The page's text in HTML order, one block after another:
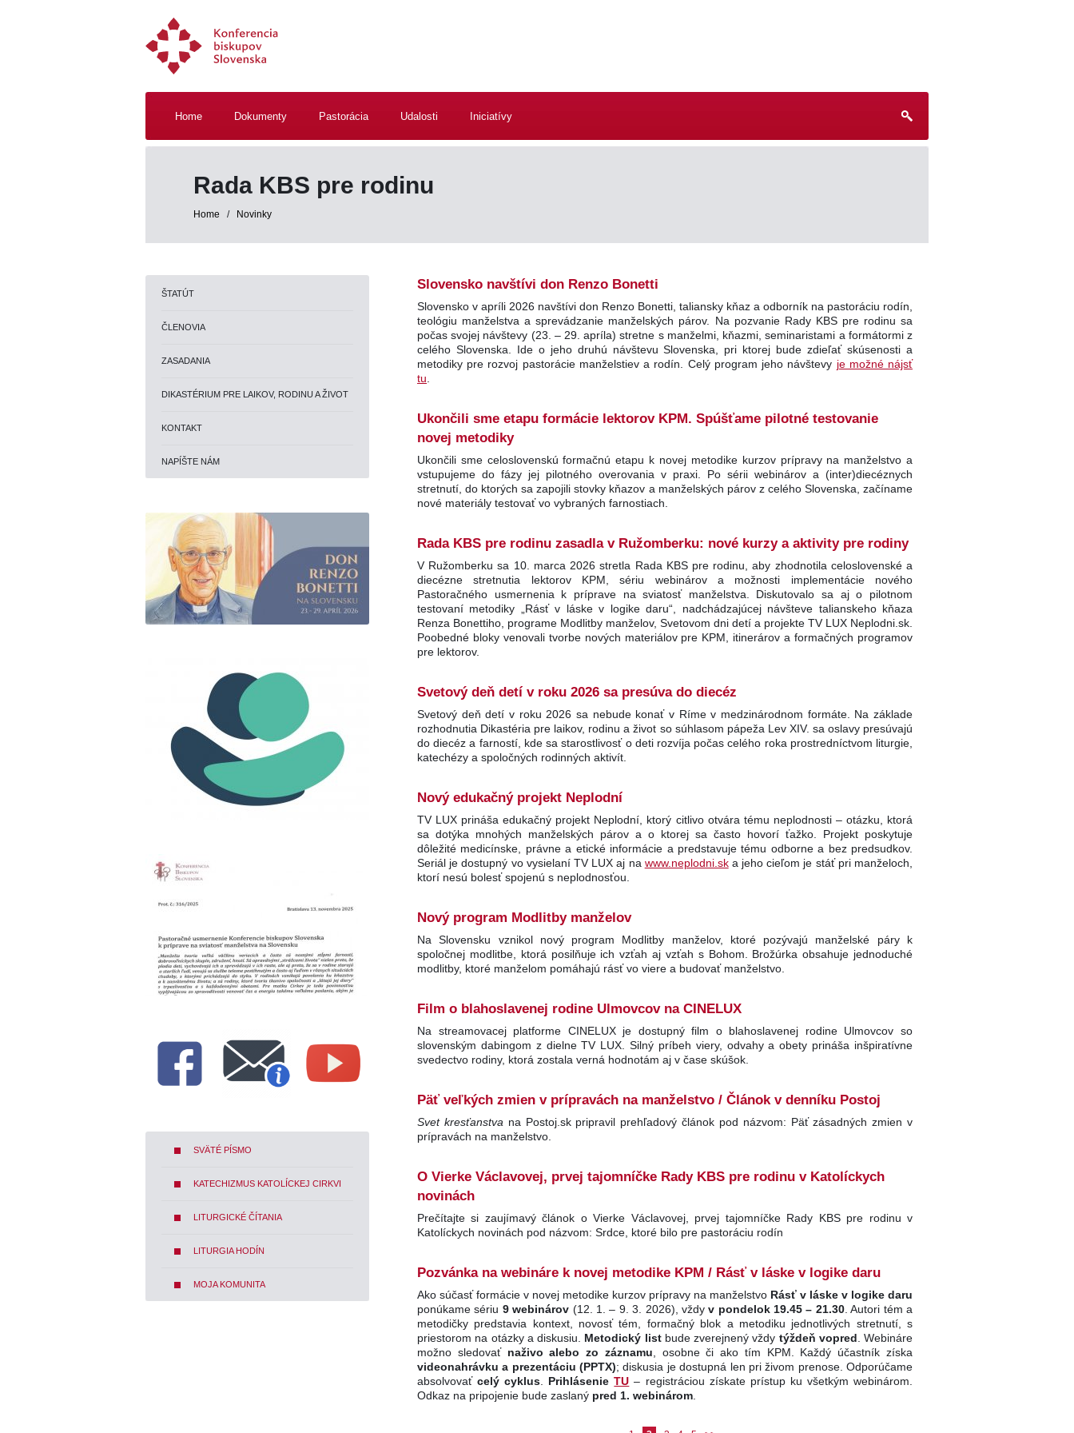
Home Dokumenty Pastorácia Udalosti Iniciatívy
Rada KBS pre rodinu
Home / Novinky
ŠTATÚT
ČLENOVIA
ZASADANIA
DIKASTÉRIUM PRE LAIKOV, RODINU A ŽIVOT
KONTAKT
NAPÍŠTE NÁM
SVÄTÉ PÍSMO
KATECHIZMUS KATOLÍCKEJ CIRKVI
LITURGICKÉ ČÍTANIA
LITURGIA HODÍN
MOJA KOMUNITA
Slovensko navštívi don Renzo Bonetti
Slovensko v apríli 2026 navštívi don Renzo Bonetti, taliansky kňaz a odborník na pastoráciu rodín,
teológiu manželstva a sprevádzanie manželských párov. Na pozvanie Rady KBS pre rodinu sa
počas svojej návštevy (23. – 29. apríla) stretne s manželmi, kňazmi, seminaristami a formátormi z
celého Slovenska. Ide o jeho druhú návštevu Slovenska, pri ktorej bude zdieľať skúsenosti a
metodiky pre rozvoj pastorácie manželstiev a rodín. Celý program jeho návštevy je možné nájsť
tu
Ukončili sme etapu formácie lektorov KPM. Spúšťame pilotné testovanie
novej metodiky
Ukončili sme celoslovenskú formačnú etapu k novej metodike kurzov prípravy na manželstvo a
vstupujeme do fázy jej pilotného overovania v praxi. Po sérii webinárov a (inter)diecéznych
stretnutí, do ktorých sa zapojili stovky kňazov a manželských párov z celého Slovenska, začíname
nové materiály testovať vo vybraných farnostiach.
Rada KBS pre rodinu zasadla v Ružomberku: nové kurzy a aktivity pre rodiny
V Ružomberku sa 10. marca 2026 stretla Rada KBS pre rodinu, aby zhodnotila celoslovenské a
diecézne stretnutia lektorov KPM, sériu webinárov a možnosti implementácie nového
Pastoračného usmernenia k príprave na sviatosť manželstva. Diskutovalo sa aj o pilotnom
testovaní metodiky „Rásť v láske v logike daru“, nadchádzajúcej návšteve talianskeho kňaza
Renza Bonettiho, programe Modlitby manželov, Svetovom dni detí a projekte TV LUX Neplodni.sk.
Poobedné bloky venovali tvorbe nových materiálov pre KPM, itinerárov a formačných programov
pre lektorov.
Svetový deň detí v roku 2026 sa presúva do diecéz
Svetový deň detí v roku 2026 sa nebude konať v Ríme v medzinárodnom formáte. Na základe
rozhodnutia Dikastéria pre laikov, rodinu a život so súhlasom pápeža Lev XIV. sa oslavy presúvajú
do diecéz a farností, kde sa starostlivosť o deti rozvíja počas celého roka prostredníctvom liturgie,
katechézy a spoločných rodinných aktivít.
Nový edukačný projekt Neplodní
TV LUX prináša edukačný projekt Neplodní, ktorý citlivo otvára tému neplodnosti – otázku, ktorá
sa dotýka mnohých manželských párov a o ktorej sa často hovorí ťažko. Projekt poskytuje
dôležité medicínske, právne a etické informácie a predstavuje tému odborne a bez predsudkov.
Seriál je dostupný vo vysielaní TV LUX aj na www.neplodni.ska jeho cieľom je stáť pri manželoch,
ktorí nesú bolesť spojenú s neplodnosťou.
Nový program Modlitby manželov
Na Slovensku vznikol nový program Modlitby manželov, ktoré pozývajú manželské páry k
spoločnej modlitbe, ktorá posilňuje ich vzťah aj vzťah s Bohom. Brožúrka obsahuje jednoduché
modlitby, ktoré manželom pomáhajú rásť vo viere a budovať manželstvo.
Film o blahoslavenej rodine Ulmovcov na CINELUX
Na streamovacej platforme CINELUX je dostupný film o blahoslavenej rodine Ulmovcov so
slovenským dabingom z dielne TV LUX. Silný príbeh viery, odvahy a obety prináša inšpiratívne
svedectvo rodiny, ktorá zostala verná hodnotám aj v čase skúšok.
Päť veľkých zmien v prípravách na manželstvo / Článok v denníku Postoj
Svet kresťanstva na Postoj.sk pripravil prehľadový článok pod názvom: Päť zásadných zmien v
prípravách na manželstvo.
O Vierke Václavovej, prvej tajomníčke Rady KBS pre rodinu v Katolíckych
novinách
Prečítajte si zaujímavý článok o Vierke Václavovej, prvej tajomníčke Rady KBS pre rodinu v
Katolíckych novinách pod názvom: Srdce, ktoré bilo pre pastoráciu rodín
Pozvánka na webináre k novej metodike KPM / Rásť v láske v logike daru
Ako súčasť formácie v novej metodike kurzov prípravy na manželstvo Rásť v láske v logike daru
ponúkame sériu 9 webinárov (12. 1. – 9. 3. 2026), vždyv pondelok 19.45 – 21.30. Autori tém a
metodičky predstavia kontext, novosť tém, formačný blok a metodiku jednotlivých stretnutí, s
priestorom na otázky a diskusiu. Metodický listbude zverejnený vždy týždeň vopred . Webináre
možno sledovať naživo alebo zo záznamu , osobne či ako tím KPM. Každý účastník získa
videonahrávku a prezentáciu (PPTX); diskusia je dostupná len pri živom prenose. Odporúčame
absolvovaťcelý cyklus PrihlásenieTU – registráciou získate prístup ku všetkým webinárom.
Odkaz na pripojenie bude zaslaný pred 1. webinárom